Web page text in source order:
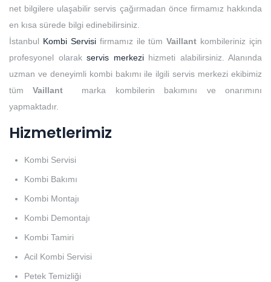
net bilgilere ulaşabilir servis çağırmadan önce firmamız hakkında
en kısa sürede bilgi edinebilirsiniz.
İstanbul Kombi Servisi firmamız ile tümVaillant kombileriniz için
profesyonel olarak servis merkezihizmeti alabilirsiniz. Alanında
uzman ve deneyimli kombi bakımı ile ilgili servis merkezi ekibimiz
tümVaillant marka kombilerin bakımını ve onarımını
yapmaktadır.
Hizmetlerimiz
Kombi Servisi
Kombi Bakımı
Kombi Montajı
Kombi Demontajı
Kombi Tamiri
Acil Kombi Servisi
Petek Temizliği